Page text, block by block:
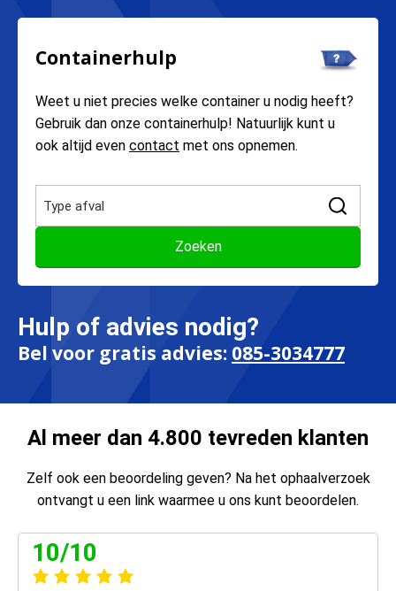
Containerhulp
Weet u niet precies welke container u nodig heeft?
Gebruik dan onze containerhulp! Natuurlijk kunt u
ook altijd even contact met ons opnemen.
Hulp of advies nodig?
Bel voor gratis advies: 085-3034777
Al meer dan 4.800 tevreden klanten
Zelf ook een beoordeling geven? Na het ophaalverzoek
ontvangt u een link waarmee u ons kunt beoordelen.
10/10